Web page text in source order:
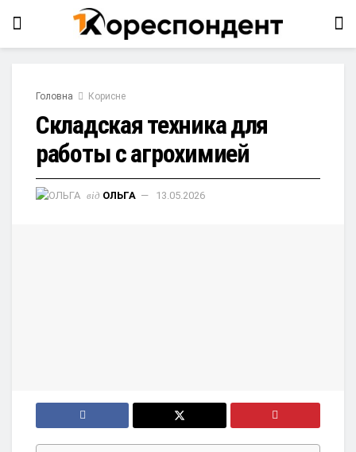
Головна Корисне
Складская техника для
работы с агрохимией
від ОЛЬГА 13.05.2026